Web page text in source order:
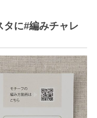
タに#編みチャレ